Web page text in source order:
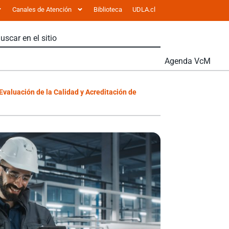
Canales de Atención Biblioteca UDLA.cl
Agenda VcM
de la Calidad y Acreditación de